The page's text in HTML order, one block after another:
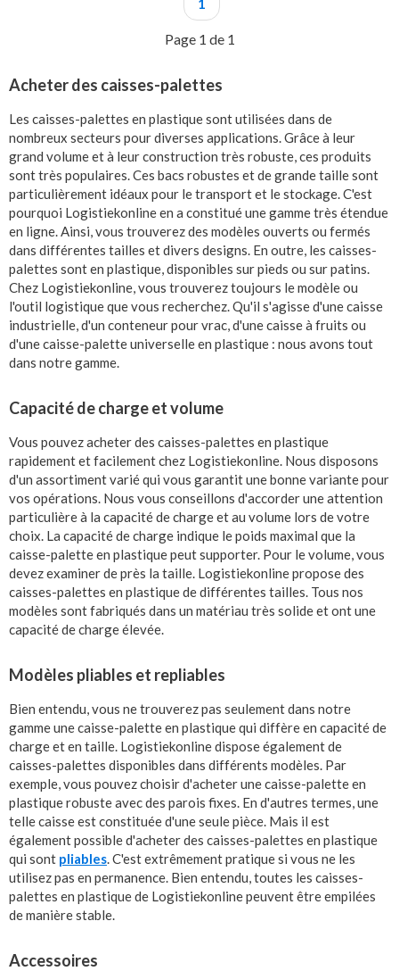
Page 1 de 1
Acheter des caisses-palettes
Les caisses-palettes en plastique sont utilisées dans de
nombreux secteurs pour diverses applications. Grâce à leur
grand volume et à leur construction très robuste, ces produits
sont très populaires. Ces bacs robustes et de grande taille sont
particulièrement idéaux pour le transport et le stockage. C'est
pourquoi Logistiekonline en a constitué une gamme très étendue
en ligne. Ainsi, vous trouverez des modèles ouverts ou fermés
dans différentes tailles et divers designs. En outre, les caisses-
palettes sont en plastique, disponibles sur pieds ou sur patins.
Chez Logistiekonline, vous trouverez toujours le modèle ou
l'outil logistique que vous recherchez. Qu'il s'agisse d'une caisse
industrielle, d'un conteneur pour vrac, d'une caisse à fruits ou
d'une caisse-palette universelle en plastique : nous avons tout
dans notre gamme.
Capacité de charge et volume
Vous pouvez acheter des caisses-palettes en plastique
rapidement et facilement chez Logistiekonline. Nous disposons
d'un assortiment varié qui vous garantit une bonne variante pour
vos opérations. Nous vous conseillons d'accorder une attention
particulière à la capacité de charge et au volume lors de votre
choix. La capacité de charge indique le poids maximal que la
caisse-palette en plastique peut supporter. Pour le volume, vous
devez examiner de près la taille. Logistiekonline propose des
caisses-palettes en plastique de différentes tailles. Tous nos
modèles sont fabriqués dans un matériau très solide et ont une
capacité de charge élevée.
Modèles pliables et repliables
Bien entendu, vous ne trouverez pas seulement dans notre
gamme une caisse-palette en plastique qui diffère en capacité de
charge et en taille. Logistiekonline dispose également de
caisses-palettes disponibles dans différents modèles. Par
exemple, vous pouvez choisir d'acheter une caisse-palette en
plastique robuste avec des parois fixes. En d'autres termes, une
telle caisse est constituée d'une seule pièce. Mais il est
également possible d'acheter des caisses-palettes en plastique
qui sont pliables . C'est extrêmement pratique si vous ne les
utilisez pas en permanence. Bien entendu, toutes les caisses-
palettes en plastique de Logistiekonline peuvent être empilées
de manière stable.
Accessoires